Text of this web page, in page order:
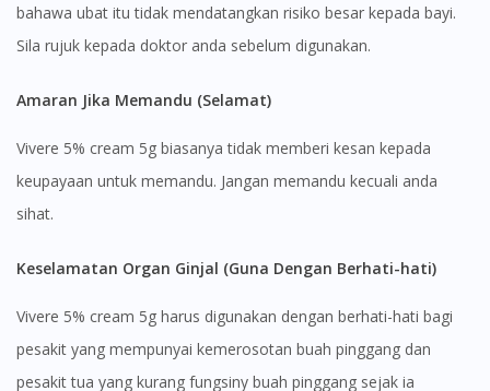
You are currently on DoctorOnCall.com.my, our Malaysian
site.
DoctorOnCall Singapore
Continue to DoctorOnCall Singapore
No, please do not redirect me
bahawa ubat itu tidak mendatangkan risiko besar kepada bayi.
Sila rujuk kepada doktor anda sebelum digunakan.
Amaran Jika Memandu (Selamat)
Vivere 5% cream 5g biasanya tidak memberi kesan kepada
keupayaan untuk memandu. Jangan memandu kecuali anda
sihat.
Keselamatan Organ Ginjal (Guna Dengan Berhati-hati)
Vivere 5% cream 5g harus digunakan dengan berhati-hati bagi
pesakit yang mempunyai kemerosotan buah pinggang dan
pesakit tua yang kurang fungsiny buah pinggang sejak ia